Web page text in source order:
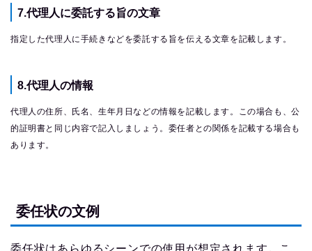
7.代理人に委託する旨の文章
指定した代理人に手続きなどを委託する旨を伝える文章を記載します。
8.代理人の情報
代理人の住所、氏名、生年月日などの情報を記載します。この場合も、公
的証明書と同じ内容で記入しましょう。委任者との関係を記載する場合も
あります。
委任状の文例
委任状はあらゆるシーンでの使用が想定されます。こ